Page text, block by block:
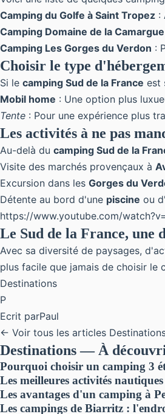
Camping du Golfe à Saint Tropez :
Camping Domaine de la Camargue
Camping Les Gorges du Verdon :
Choisir le type
Si le camping Sud de la France est
Mobil home : Une option plus
Tente : Pour une expérience plus
Les activités à ne pas
Au-delà du camping Sud de la
Visite des marchés provençaux à
Excursion dans les Gorges du
Détente au bord d'une piscine ou
https://www.youtube.com/
Le Sud de la France, une
Avec sa diversité de paysages,
plus facile que jamais de choisir le
Destinations
P
Ecrit parPaul
← Voir tous les articles
Destinations — À
Pourquoi choisir un camping 3
Les meilleures activités
Les avantages d'un camping à
Les campings de Biarritz :